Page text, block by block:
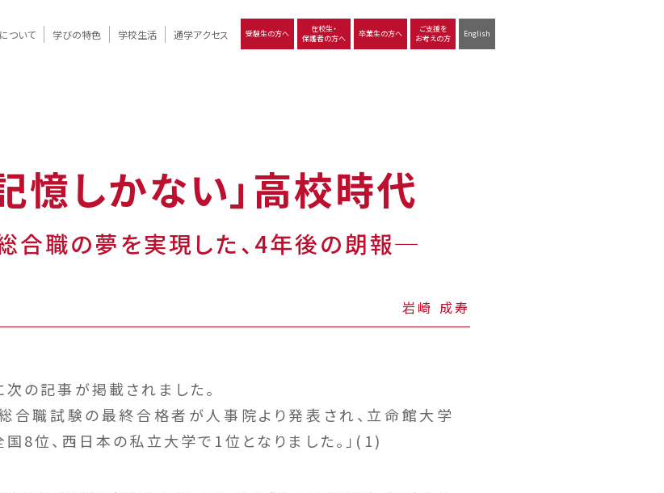
ついて 学びの特色 学校生活 通学アクセス 受験生の方へ
在校生・
保護者の方へ
卒業生の方へ
ご支援を
お考えの方
English
憶しかない」高校時代
職の夢を実現した、4年後の朗報─
岩崎 成寿
の記事が掲載されました。
合職試験の最終合格者が人事院より発表され、立命館大学
8位、西日本の私立大学で1位となりました。」(1)